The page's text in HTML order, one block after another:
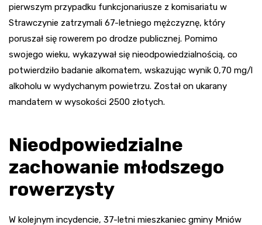
pierwszym przypadku funkcjonariusze z komisariatu w
Strawczynie zatrzymali 67-letniego mężczyznę, który
poruszał się rowerem po drodze publicznej. Pomimo
swojego wieku, wykazywał się nieodpowiedzialnością, co
potwierdziło badanie alkomatem, wskazując wynik 0,70 mg/l
alkoholu w wydychanym powietrzu. Został on ukarany
mandatem w wysokości 2500 złotych.
Nieodpowiedzialne
zachowanie młodszego
rowerzysty
W kolejnym incydencie, 37-letni mieszkaniec gminy Mniów